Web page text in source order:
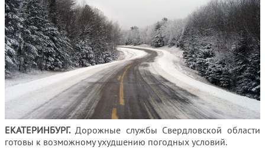
ЕКАТЕРИНБУРГ. Дорожные службы Свердловской области
готовы к возможному ухудшению погодных условий.